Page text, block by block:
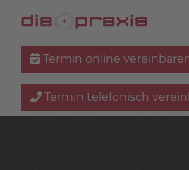
Termin online
Termin telefonisch